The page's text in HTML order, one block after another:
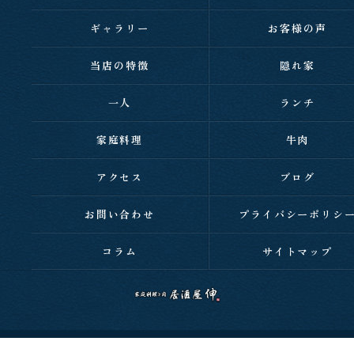
ギャラリー お客様の声
当店の特徴 隠れ家
一人 ランチ
家庭料理 牛肉
アクセス ブログ
お問い合わせ プライバシーポリシ
コラム サイトマップ